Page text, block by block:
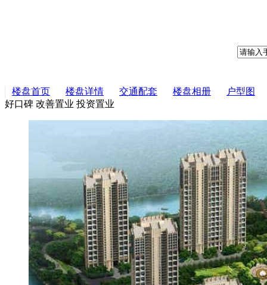
楼盘首页 楼盘详情 交通配套 楼盘相册
户型图
好口碑 改善置业 投资置业